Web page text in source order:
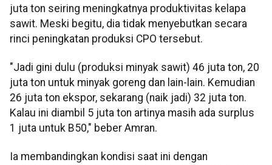
juta ton seiring meningkatnya produktivitas kelapa
sawit. Meski begitu, dia tidak menyebutkan secara
rinci peningkatan produksi CPO tersebut.
"Jadi gini dulu (produksi minyak sawit) 46 juta ton, 20
juta ton untuk minyak goreng dan lain-lain. Kemudian
26 juta ton ekspor, sekarang (naik jadi) 32 juta ton.
Kalau ini diambil 5 juta ton artinya masih ada surplus
1 juta untuk B50," beber Amran.
Ia membandingkan kondisi saat ini dengan